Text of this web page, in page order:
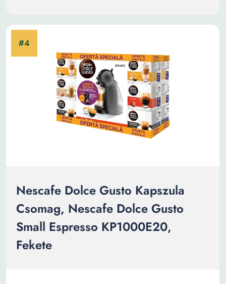
Nescafe Dolce Gusto Kapszula
Csomag, Nescafe Dolce Gusto
Small Espresso KP1000E20,
Fekete